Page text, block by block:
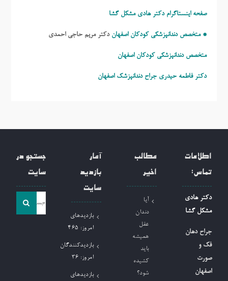
صفحه اینستاگرام دکتر هادی مشکل گشا
* متخصص دندانپزشکی کودکان اصفهان دکتر مریم حاجی احمدی
متخصص دندانپزشکی کودکان اصفهان
دکتر فاطمه حیدری جراح دندانپزشک اصفهان
اطلاعات
تماس:
دکتر هادی
مشکل گشا
جراح دهان
فک و
صورت
اصفهان
مطالب
اخیر
آیا
دندان
عقل
همیشه
باید
کشیده
شود؟
آمار
بازدید
سایت
بازدیدهای
امروز: 465
بازدیدکنندگان
امروز: 36
بازدیدهای
جستجو در
سایت